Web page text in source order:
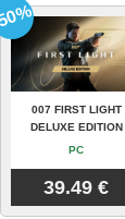
007 FIRST LIGHT
DELUXE EDITION
PC
39.49 €